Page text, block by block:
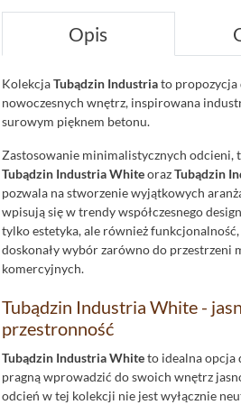
Opis
KolekcjaTubądzin Industriato propozycja
nowoczesnych wnętrz, inspirowana
surowym pięknem betonu.
Zastosowanie minimalistycznych odcieni,
Tubądzin Industria WhiteorazTubądzin
pozwala na stworzenie wyjątkowych
wpisują się w trendy współczesnego
tylko estetyka, ale również
doskonały wybór zarówno do przestrzeni
komercyjnych.
Tubądzin Industria White -
przestronność
Tubądzin Industria Whiteto idealna opcja
pragną wprowadzić do swoich wnętrz
odcień w tej kolekcji nie jest wyłącznie